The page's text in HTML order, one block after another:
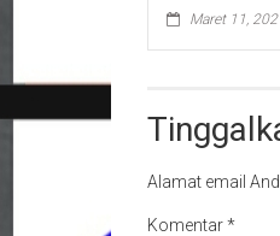
Maret 11,
Alamat email
Komentar*